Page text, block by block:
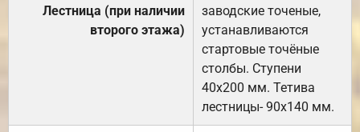
Лестница (при наличии
второго этажа)
заводские точеные,
устанавливаются
стартовые точёные
столбы. Ступени
40х200 мм. Тетива
лестницы- 90х140 мм.